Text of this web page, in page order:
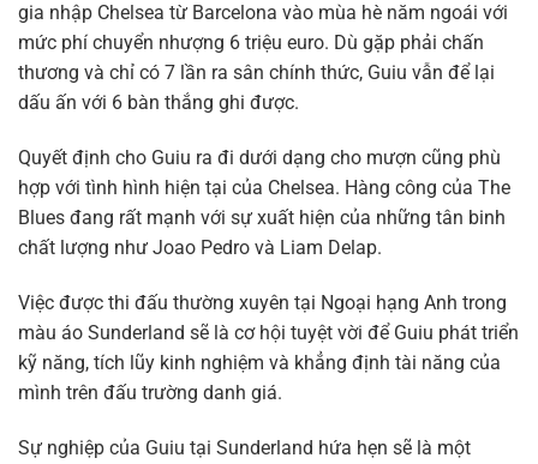
gia nhập Chelsea từ Barcelona vào mùa hè năm ngoái với
mức phí chuyển nhượng 6 triệu euro. Dù gặp phải chấn
thương và chỉ có 7 lần ra sân chính thức, Guiu vẫn để lại
dấu ấn với 6 bàn thắng ghi được.
Quyết định cho Guiu ra đi dưới dạng cho mượn cũng phù
hợp với tình hình hiện tại của Chelsea. Hàng công của The
Blues đang rất mạnh với sự xuất hiện của những tân binh
chất lượng như Joao Pedro và Liam Delap.
Việc được thi đấu thường xuyên tại Ngoại hạng Anh trong
màu áo Sunderland sẽ là cơ hội tuyệt vời để Guiu phát triển
kỹ năng, tích lũy kinh nghiệm và khẳng định tài năng của
mình trên đấu trường danh giá.
Sự nghiệp của Guiu tại Sunderland hứa hẹn sẽ là một